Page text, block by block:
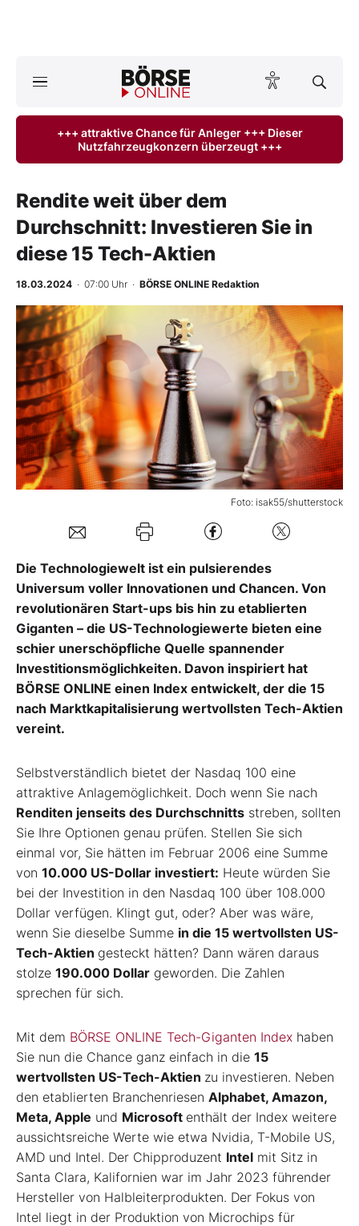
ktuelle Ausgabe BÖRSE ONLINE lesen
Anlageprodukte
Finanz-Check
BO-Musterdepots
Experten
Mein B:O
Mein Konto
+++ attraktive Chance für Anleger +++ Dieser
Nutzfahrzeugkonzern überzeugt +++
Rendite weit über dem
Durchschnitt: Investieren Sie in
diese 15 Tech-Aktien
18.03.2024 · 07:00 Uhr · BÖRSE ONLINE Redaktion
Foto: isak55/shutterstock
Die Technologiewelt ist ein pulsierendes
Universum voller Innovationen und Chancen. Von
revolutionären Start-ups bis hin zu etablierten
Giganten – die US-Technologiewerte bieten eine
schier unerschöpfliche Quelle spannender
Investitionsmöglichkeiten. Davon inspiriert hat
BÖRSE ONLINE einen Index entwickelt, der die 15
nach Marktkapitalisierung wertvollsten Tech-Aktien
vereint.
Selbstverständlich bietet der Nasdaq 100 eine
attraktive Anlagemöglichkeit. Doch wenn Sie nach
Renditen jenseits des Durchschnitts streben, sollten
Sie Ihre Optionen genau prüfen. Stellen Sie sich
einmal vor, Sie hätten im Februar 2006 eine Summe
von 10.000 US-Dollar investiert: Heute würden Sie
bei der Investition in den Nasdaq 100 über 108.000
Dollar verfügen. Klingt gut, oder? Aber was wäre,
wenn Sie dieselbe Summe in die 15 wertvollsten US-
Tech-Aktien gesteckt hätten? Dann wären daraus
stolze 190.000 Dollar geworden. Die Zahlen
sprechen für sich.
Mit dem BÖRSE ONLINE Tech-Giganten Index haben
Sie nun die Chance ganz einfach in die 15
wertvollsten US-Tech-Aktien zu investieren. Neben
den etablierten Branchenriesen Alphabet, Amazon,
Meta, Apple und Microsoft enthält der Index weitere
aussichtsreiche Werte wie etwa Nvidia, T-Mobile US,
AMD und Intel. Der Chipproduzent Intel mit Sitz in
Santa Clara, Kalifornien war im Jahr 2023 führender
Hersteller von Halbleiterprodukten. Der Fokus von
Intel liegt in der Produktion von Microchips für